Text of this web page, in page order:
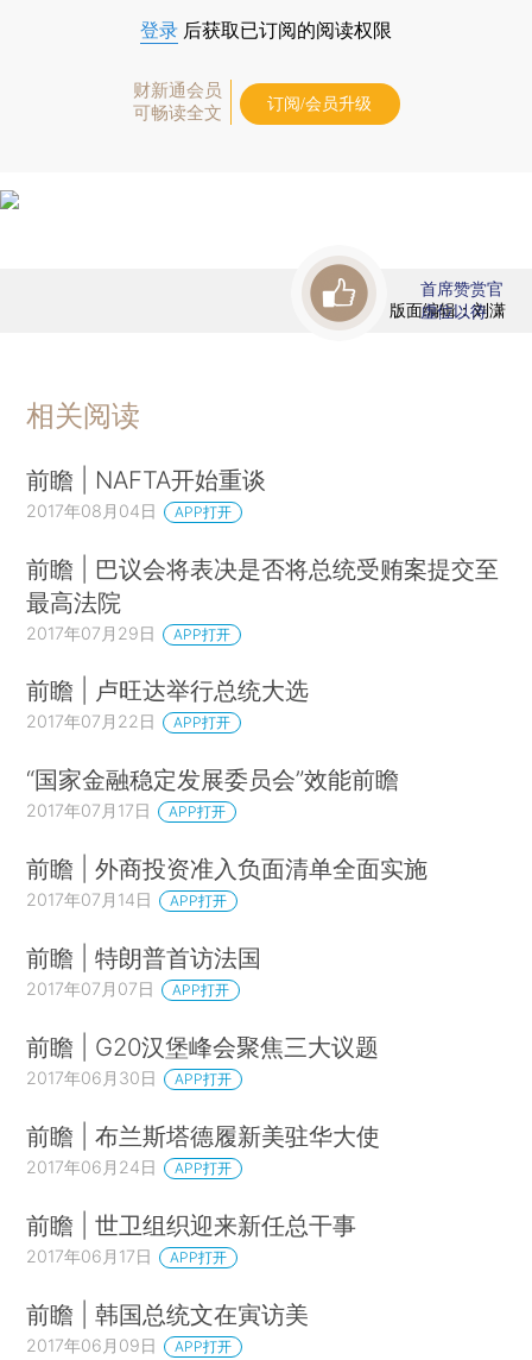
登录 后获取已订阅的阅读权限
财新通会员
可畅读全文
订阅/会员升级
版面编辑：刘潇
首席赞赏官
虚位以待
相关阅读
前瞻 | NAFTA开始重谈
2017年08月04日 APP打开
前瞻 | 巴议会将表决是否将总统受贿案提交至
最高法院
2017年07月29日 APP打开
前瞻 | 卢旺达举行总统大选
2017年07月22日 APP打开
“国家金融稳定发展委员会”效能前瞻
2017年07月17日 APP打开
前瞻 | 外商投资准入负面清单全面实施
2017年07月14日 APP打开
前瞻 | 特朗普首访法国
2017年07月07日 APP打开
前瞻 | G20汉堡峰会聚焦三大议题
2017年06月30日 APP打开
前瞻 | 布兰斯塔德履新美驻华大使
2017年06月24日 APP打开
前瞻 | 世卫组织迎来新任总干事
2017年06月17日 APP打开
前瞻 | 韩国总统文在寅访美
2017年06月09日 APP打开